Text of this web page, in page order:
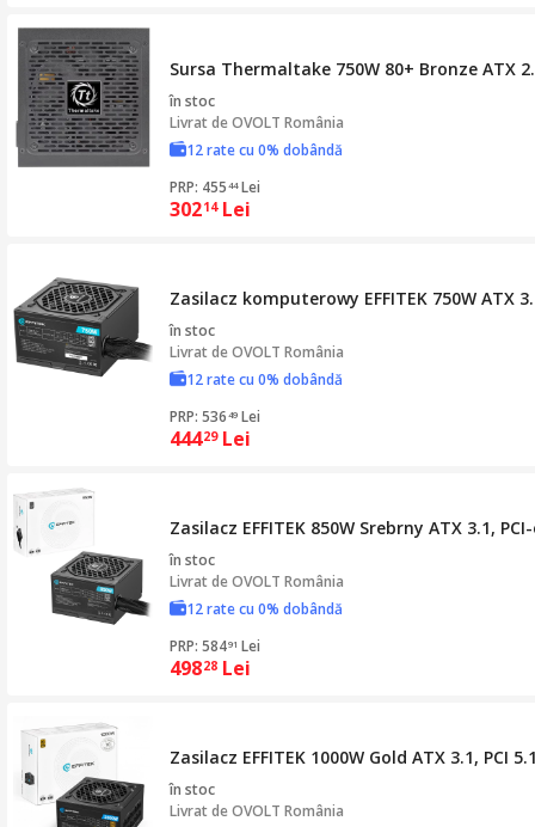
Sursa Thermaltake 750W 80+ Bronze ATX
în stoc
Livrat deOVOLT România
12 rate cu 0% dobândă
PRP: 455 44 Lei
30214 Lei
Zasilacz komputerowy EFFITEK 750W ATX
în stoc
Livrat deOVOLT România
12 rate cu 0% dobândă
PRP: 536 49 Lei
44429 Lei
Zasilacz EFFITEK 850W Srebrny ATX 3.1,
în stoc
Livrat deOVOLT România
12 rate cu 0% dobândă
PRP: 58491 Lei
49828 Lei
Zasilacz EFFITEK 1000W Gold ATX 3.1, PCI
în stoc
Livrat deOVOLT România